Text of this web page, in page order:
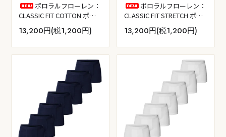
ポロラルフローレン：
CLASSIC FIT COTTON ボク
サーブリーフ 5PK (アンドー
バーヘザー／リゾートブル
RL2000レッド／クルーズネ
13,200円(税1,200円)
ポロラルフローレン：
CLASSIC FIT STRETCH ボク
サーブリーフ 5PK (ポロブラ
ック／チャコールヘザー／
ルーサターン／モンローブ
13,200円(税1,200円)